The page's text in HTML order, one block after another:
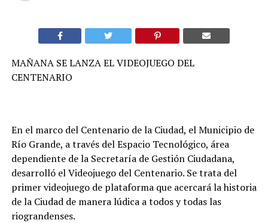
MAÑANA SE LANZA EL VIDEOJUEGO DEL
CENTENARIO
En el marco del Centenario de la Ciudad, el Municipio de
Río Grande, a través del Espacio Tecnológico, área
dependiente de la Secretaría de Gestión Ciudadana,
desarrolló el Videojuego del Centenario. Se trata del
primer videojuego de plataforma que acercará la historia
de la Ciudad de manera lúdica a todos y todas las
riograndenses.